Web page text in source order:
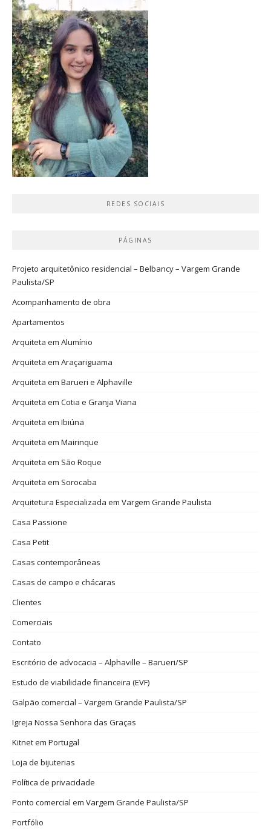
REDES SOCIAIS
PÁGINAS
Projeto arquitetônico residencial – Belbancy – Vargem Grande
Paulista/SP
Acompanhamento de obra
Apartamentos
Arquiteta em Alumínio
Arquiteta em Araçariguama
Arquiteta em Barueri e Alphaville
Arquiteta em Cotia e Granja Viana
Arquiteta em Ibiúna
Arquiteta em Mairinque
Arquiteta em São Roque
Arquiteta em Sorocaba
Arquitetura Especializada em Vargem Grande Paulista
Casa Passione
Casa Petit
Casas contemporâneas
Casas de campo e chácaras
Clientes
Comerciais
Contato
Escritório de advocacia – Alphaville – Barueri/SP
Estudo de viabilidade financeira (EVF)
Galpão comercial – Vargem Grande Paulista/SP
Igreja Nossa Senhora das Graças
Kitnet em Portugal
Loja de bijuterias
Política de privacidade
Ponto comercial em Vargem Grande Paulista/SP
Portfólio